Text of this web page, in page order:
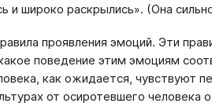
и широко раскрылись». (Она
проявления эмоций. Эти
поведение этим эмоциям
как ожидается, чувствуют
от осиротевшего